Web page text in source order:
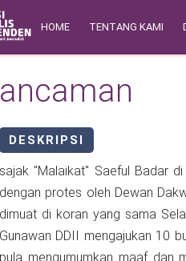
Safety Corner
Main
HOME TENTANG KAMI
ancaman
DESKRIPSI
sajak "Malaikat" Saeful Badar
dengan protes oleh Dewan
dimuat di koran yang sama
Gunawan DDII mengajukan 10
pula mengumumkan maaf dan